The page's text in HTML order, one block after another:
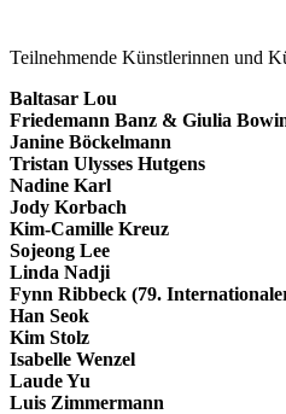
Teilnehmende Künstlerinnen und
Baltasar Lou
Friedemann Banz & Giulia
Janine Böckelmann
Tristan Ulysses Hutgens
Nadine Karl
Jody Korbach
Kim-Camille Kreuz
Sojeong Lee
Linda Nadji
Fynn Ribbeck (79.
Han Seok
Kim Stolz
Isabelle Wenzel
Laude Yu
Luis Zimmermann